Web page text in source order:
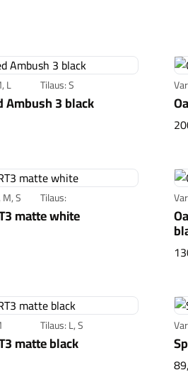
Renkaat
L Tilaus: S
Ambush 3 black
Ambush 3 black
S Tilaus:
matte white
DRT3 matte white
Tilaus: L, S
matte black
DRT3 matte black